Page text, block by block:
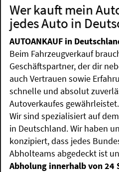
Wer kauft mein
jedes Auto in
AUTOANKAUF in
Beim Fahrzeugverkauf
Geschäftspartner, der dir
auch Vertrauen sowie
schnelle und absolut
Autoverkaufes gewährleistet.
Wir sind spezialisiert auf
in Deutschland. Wir haben
konzipiert, dass jedes
Abholteams abgedeckt ist
Abholung innerhalb von 24